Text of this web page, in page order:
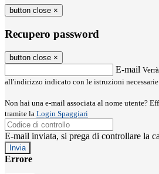
button close ×
Recupero password
button close ×
E-mail
all'indirizzo indicato con le istruzioni
Non hai una e-mail associata al nome utente?
tramite la Login Spaggiari
E-mail inviata, si prega di controllare la
Errore